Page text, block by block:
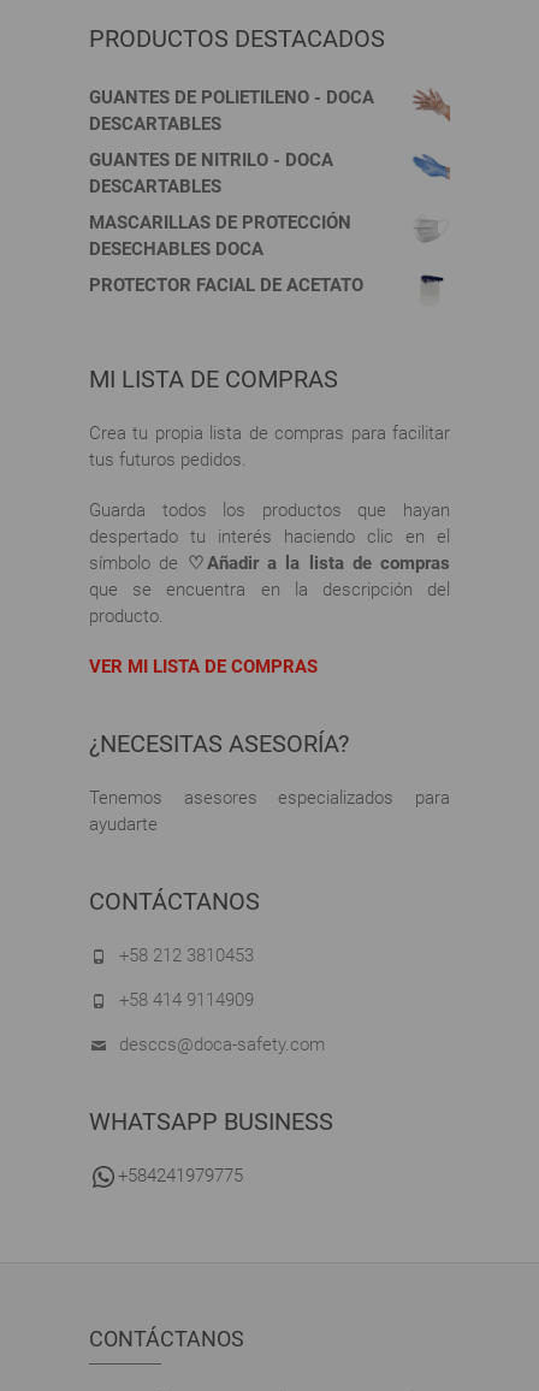
elegir
página
de
producto
página
PRODUCTOS DESTACADOS
GUANTES DE POLIETILENO - DOCA
DESCARTABLES
GUANTES DE NITRILO - DOCA
DESCARTABLES
MASCARILLAS DE PROTECCIÓN
DESECHABLES DOCA
PROTECTOR FACIAL DE ACETATO
MI LISTA DE COMPRAS
Crea tu propia lista de compras para facilitar
tus futuros pedidos.
Guarda todos los productos que hayan
despertado tu interés haciendo clic en el
símbolo de ♡Añadir a la lista de compras
que se encuentra en la descripción del
producto.
VER MI LISTA DE COMPRAS
¿NECESITAS ASESORÍA?
Tenemos asesores especializados para
ayudarte
CONTÁCTANOS
+58 212 3810453
+58 414 9114909
desccs@doca-safety.com
WHATSAPP BUSINESS
+584241979775
CONTÁCTANOS